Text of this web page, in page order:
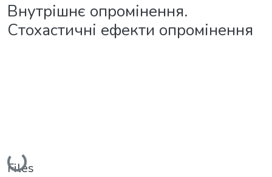
Внутрішнє опромінення.
Стохастичні ефекти опромінення
Loading...
Files